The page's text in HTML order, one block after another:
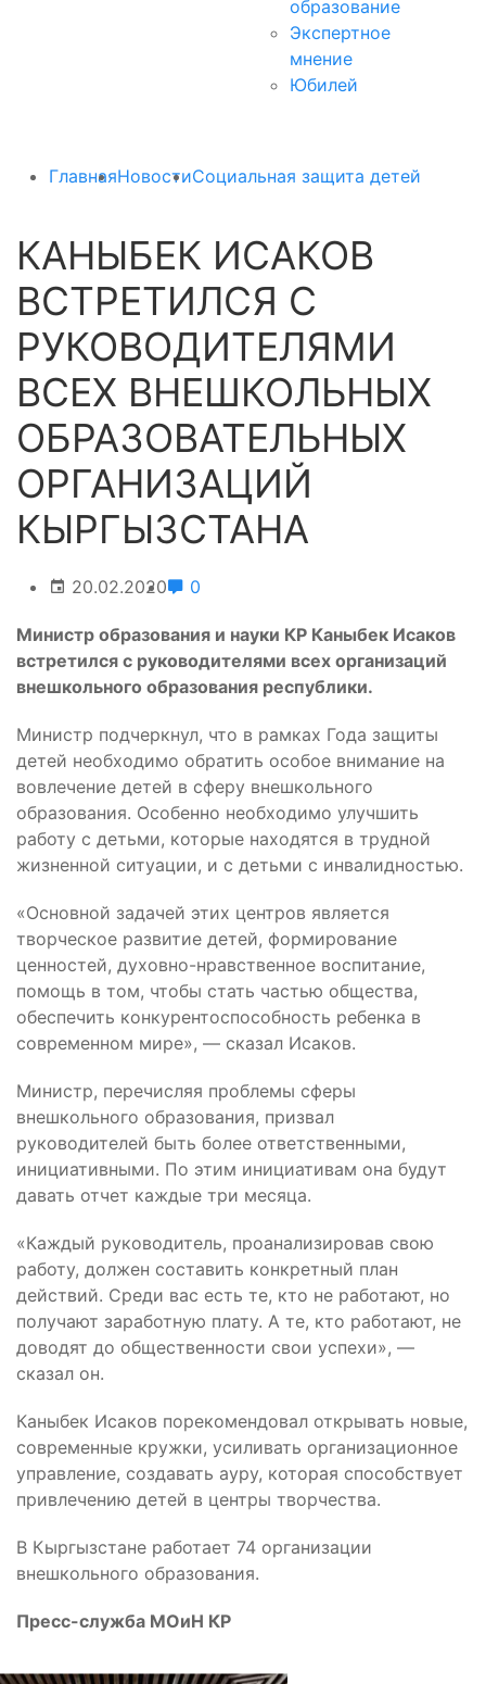
образование
Экспертное
мнение
Юбилей
ГлавнаяНовостиСоциальная защита детей
КАНЫБЕК ИСАКОВ
ВСТРЕТИЛСЯ С
РУКОВОДИТЕЛЯМИ
ВСЕХ ВНЕШКОЛЬНЫХ
ОБРАЗОВАТЕЛЬНЫХ
ОРГАНИЗАЦИЙ
КЫРГЫЗСТАНА
20.02.2020 0
Министр образования и науки КР Каныбек Исаков
встретился с руководителями всех организаций
внешкольного образования республики.
Министр подчеркнул, что в рамках Года защиты
детей необходимо обратить особое внимание на
вовлечение детей в сферу внешкольного
образования. Особенно необходимо улучшить
работу с детьми, которые находятся в трудной
жизненной ситуации, и с детьми с инвалидностью.
«Основной задачей этих центров является
творческое развитие детей, формирование
ценностей, духовно-нравственное воспитание,
помощь в том, чтобы стать частью общества,
обеспечить конкурентоспособность ребенка в
современном мире», — сказал Исаков.
Министр, перечисляя проблемы сферы
внешкольного образования, призвал
руководителей быть более ответственными,
инициативными. По этим инициативам она будут
давать отчет каждые три месяца.
«Каждый руководитель, проанализировав свою
работу, должен составить конкретный план
действий. Среди вас есть те, кто не работают, но
получают заработную плату. А те, кто работают, не
доводят до общественности свои успехи», —
сказал он.
Каныбек Исаков порекомендовал открывать новые,
современные кружки, усиливать организационное
управление, создавать ауру, которая способствует
привлечению детей в центры творчества.
В Кыргызстане работает 74 организации
внешкольного образования.
Пресс-служба МОиН КР